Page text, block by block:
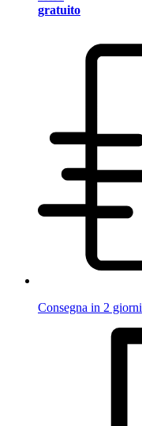
gratuito
Consegna in 2 giorni